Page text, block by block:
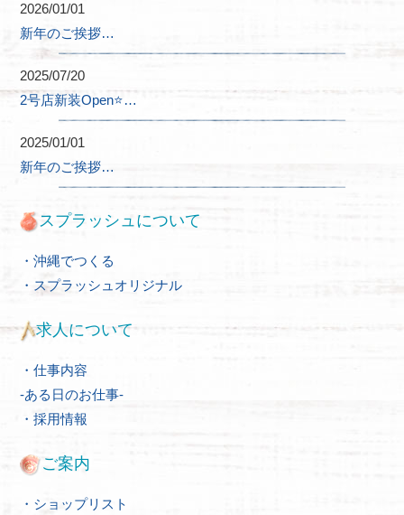
2026/01/01
新年のご挨拶…
2025/07/20
2号店新装Open⭐️…
2025/01/01
新年のご挨拶…
スプラッシュについて
・沖縄でつくる
・スプラッシュオリジナル
求人について
・仕事内容
-ある日のお仕事-
・採用情報
ご案内
・ショップリスト